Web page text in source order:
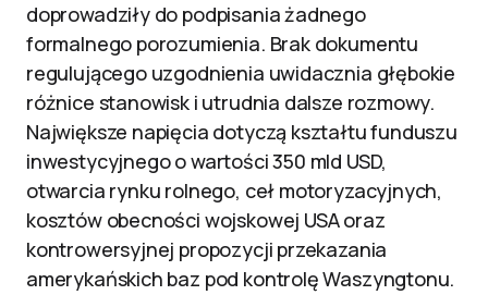
doprowadziły do podpisania żadnego
formalnego porozumienia. Brak dokumentu
regulującego uzgodnienia uwidacznia głębokie
różnice stanowisk i utrudnia dalsze rozmowy.
Największe napięcia dotyczą kształtu funduszu
inwestycyjnego o wartości 350 mld USD,
otwarcia rynku rolnego, ceł motoryzacyjnych,
kosztów obecności wojskowej USA oraz
kontrowersyjnej propozycji przekazania
amerykańskich baz pod kontrolę Waszyngtonu.